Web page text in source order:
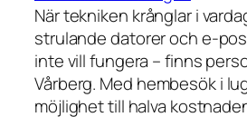
När tekniken krånglar i
strulande datorer och e-
inte vill fungera – finns
Vårberg. Med hembesök i
möjlighet till halva